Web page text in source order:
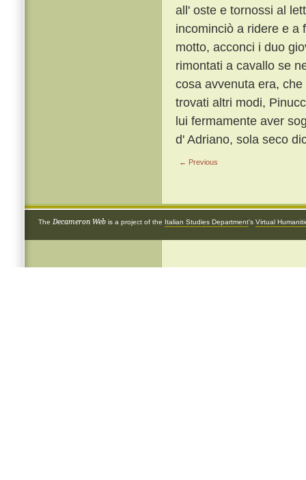
all' oste e tornossi al
incominciò a ridere e
motto, acconci i duo
rimontati a cavallo se
cosa avvenuta era,
trovati altri modi,
lui fermamente aver
d' Adriano, sola seco
← Previous
The Decameron Web is a project of the Italian Studies Department's Virtual